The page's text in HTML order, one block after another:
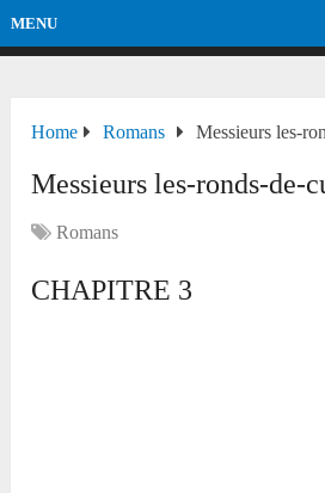
MENU
Home Romans Messieurs les-
Messieurs les-ronds-de-
Romans
CHAPITRE 3